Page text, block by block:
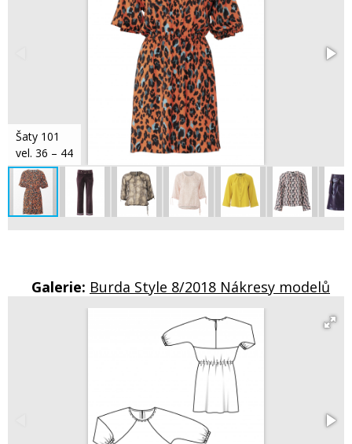
Šaty 101
vel. 36 – 44
Galerie: Burda Style 8/2018 Nákresy modelů